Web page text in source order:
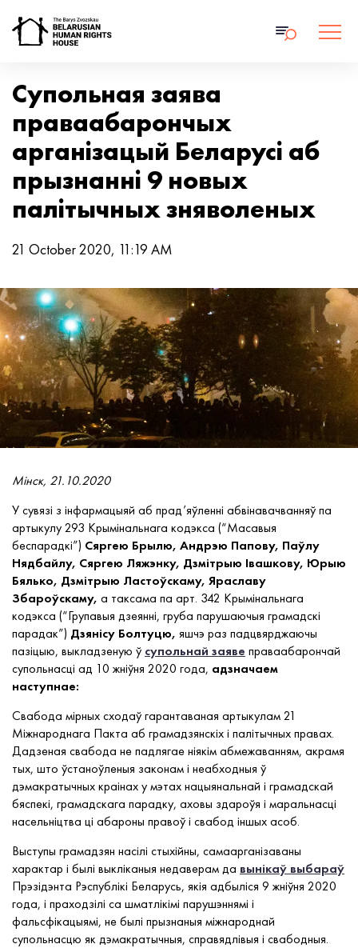
Супольная заява
праваабарончых
арганізацый Беларусі аб
прызнанні 9 новых
палітычных зняволеных
21 October 2020, 11:19 AM
Мінск, 21.10.2020
У сувязі з інфармацыяй аб прад’яўленні абвінавачванняў па
артыкулу 293 Крымінальнага кодэкса (“Масавыя
беспарадкі”) Cяргею Брылю, Андрэю Папову, Паўлу
Нядбайлу, Сяргею Ляжэнку, Дзмітрыю Івашкову, Юрыю
Бялько, Дзмітрыю Ластоўскаму, Яраславу
Збароўскаму, а таксама па арт. 342 Крымінальнага
кодэкса (“Групавыя дзеянні, груба парушаючыя грамадскі
парадак”) Дзянісу Болтуцю, яшчэ раз падцвярджаючы
пазіцыю, выкладзеную ў супольнай заяве праваабарончай
супольнасці ад 10 жніўня 2020 года, адзначаем
наступнае:
Свабода мірных сходаў гарантаваная артыкулам 21
Міжнароднага Пакта аб грамадзянскіх і палітычных правах.
Дадзеная свабода не падлягае ніякім абмежаванням, акрамя
тых, што ўстаноўленыя законам і неабходныя ў
дэмакратычных краінах у мэтах нацыянальнай і грамадскай
бяспекі, грамадскага парадку, аховы здароўя і маральнасці
насельніцтва ці абароны правоў і свабод іншых асоб.
Выступы грамадзян насілі стыхійны, самаарганізаваны
характар і былі выкліканыя недаверам да вынікаў выбараў
Прэзідэнта Рэспублікі Беларусь, якія адбыліся 9 жніўня 2020
года, і праходзілі са шматлікімі парушэннямі і
фальсфікацыямі, не былі прызнаныя міжнароднай
супольнасцю як дэмакратычныя, справядлівыя і свабодныя.